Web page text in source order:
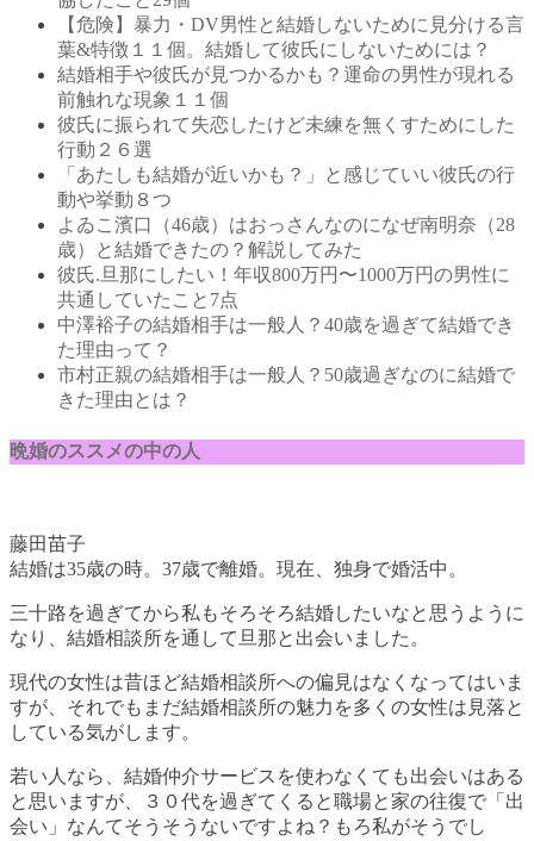
【危険】暴力・DV男性と結婚しないために見分ける言
葉&特徴１１個。結婚して彼氏にしないためには？
結婚相手や彼氏が見つかるかも？運命の男性が現れる
前触れな現象１１個
彼氏に振られて失恋したけど未練を無くすためにした
行動２６選
「あたしも結婚が近いかも？」と感じていい彼氏の行
動や挙動８つ
よゐこ濱口（46歳）はおっさんなのになぜ南明奈（28
歳）と結婚できたの？解説してみた
彼氏.旦那にしたい！年収800万円〜1000万円の男性に
共通していたこと7点
中澤裕子の結婚相手は一般人？40歳を過ぎて結婚でき
た理由って？
市村正親の結婚相手は一般人？50歳過ぎなのに結婚で
きた理由とは？
晩婚のススメの中の人
藤田苗子
結婚は35歳の時。37歳で離婚。現在、独身で婚活中。
三十路を過ぎてから私もそろそろ結婚したいなと思うように
なり、結婚相談所を通して旦那と出会いました。
現代の女性は昔ほど結婚相談所への偏見はなくなってはいま
すが、それでもまだ結婚相談所の魅力を多くの女性は見落と
している気がします。
若い人なら、結婚仲介サービスを使わなくても出会いはある
と思いますが、３０代を過ぎてくると職場と家の往復で「出
会い」なんてそうそうないですよね？もろ私がそうでし